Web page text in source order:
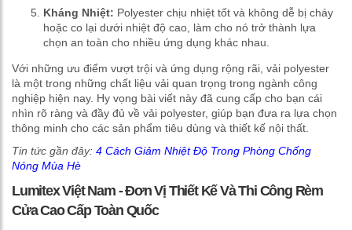
Kháng Nhiệt: Polyester chịu nhiệt tốt và không dễ bị cháy
hoặc co lại dưới nhiệt độ cao, làm cho nó trở thành lựa
chọn an toàn cho nhiều ứng dụng khác nhau.
Với những ưu điểm vượt trội và ứng dụng rộng rãi, vải polyester
là một trong những chất liệu vải quan trọng trong ngành công
nghiệp hiện nay. Hy vọng bài viết này đã cung cấp cho bạn cái
nhìn rõ ràng và đầy đủ về vải polyester, giúp bạn đưa ra lựa chọn
thông minh cho các sản phẩm tiêu dùng và thiết kế nội thất.
Tin tức gần đây: 4 Cách Giảm Nhiệt Độ Trong Phòng Chống
Nóng Mùa Hè
Lumitex Việt Nam - Đơn Vị Thiết Kế Và Thi Công Rèm
Cửa Cao Cấp Toàn Quốc